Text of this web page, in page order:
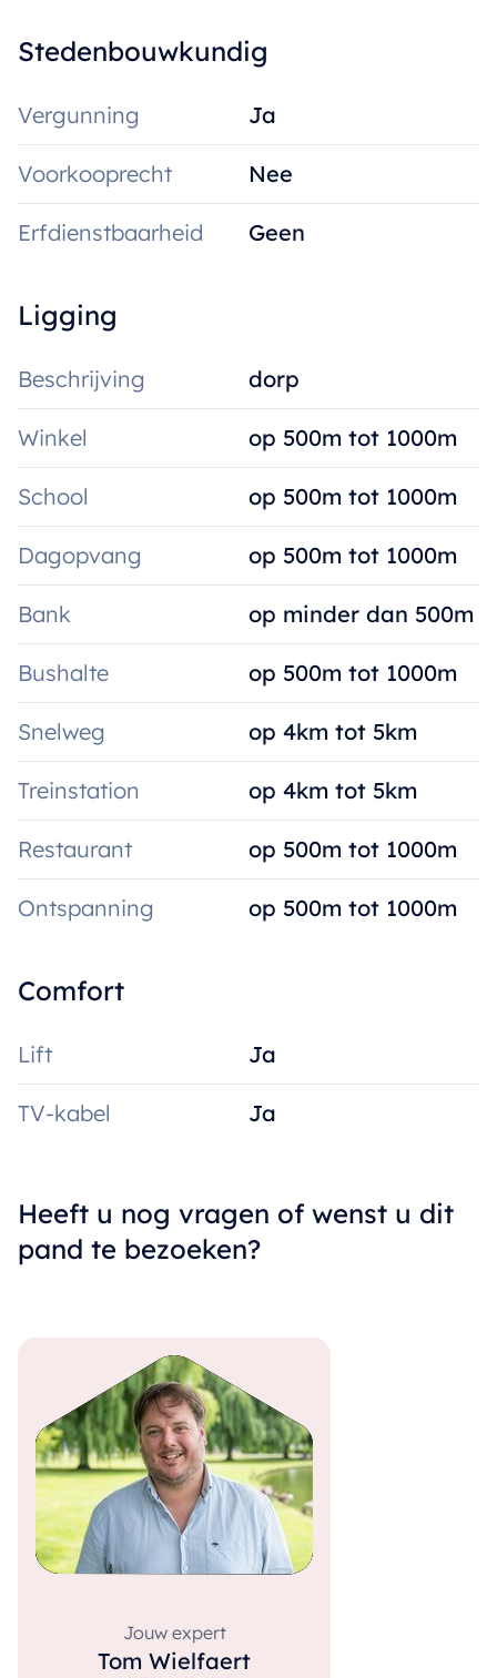
Stedenbouwkundig
Vergunning Ja
Voorkooprecht Nee
Erfdienstbaarheid Geen
Ligging
Beschrijving dorp
Winkel op 500m tot 1000m
School op 500m tot 1000m
Dagopvang op 500m tot 1000m
Bank op minder dan 500m
Bushalte op 500m tot 1000m
Snelweg op 4km tot 5km
Treinstation op 4km tot 5km
Restaurant op 500m tot 1000m
Ontspanning op 500m tot 1000m
Comfort
Lift Ja
TV-kabel Ja
Heeft u nog vragen of wenst u dit
pand te bezoeken?
Jouw expert
Tom Wielfaert